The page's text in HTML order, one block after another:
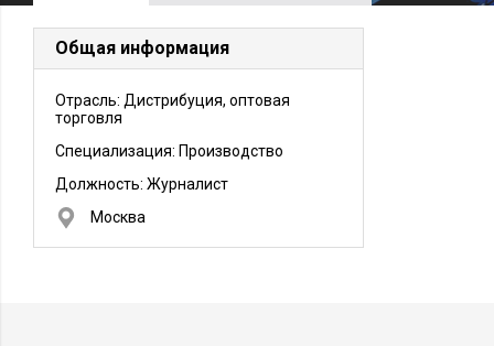
Общая информация
Отрасль: Дистрибуция, оптовая
торговля
Специализация: Производство
Должность: Журналист
Москва